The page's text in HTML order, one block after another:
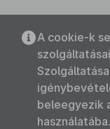
A cookie-k
beleegyezik
használatába.